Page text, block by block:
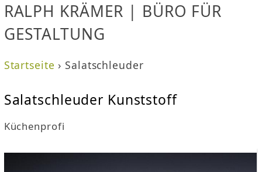
RALPH KRÄMER | BÜRO FÜR
GESTALTUNG
i
e
s
Startseite › Salatschleuder
Salatschleuder Kunststoff
Küchenprofi